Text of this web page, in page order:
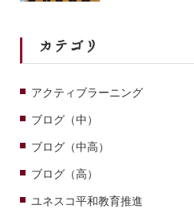
カテゴリ
アクティブラーニング
ブログ（中）
ブログ（中高）
ブログ（高）
ユネスコ平和教育推進